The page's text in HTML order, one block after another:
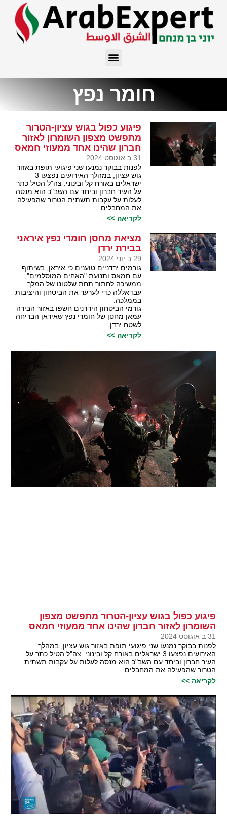
חומר נפץ
פיגוע כפול בגוש עציון-הטרור
מתפשט מצפון השומרון לאזור
חברון שהינו אחד ממעוזי חמאס
31 ב אוגוסט 2024
לפנות בבוקר נמנעו שני פיגועי תופת באזור
גוש עציון, במהלך האירועים נפצעו 3
ישראלים באורח קל ובינוני. צה"ל הטיל כתר
על העיר חברון וביחד עם השב"כ הוא מנסה
לעלות על עקבות תשתית הטרור שהפעילה
את המחבלים.
לקריאה >>
מציאת מחסן חומרי נפץ איראני
בבירת ירדן
29 ב יוני 2024
גורמים ירדניים טוענים כי איראן, בשיתוף
עם חמאס ותנועת "האחים המוסלמים",
ממשיכה לחתור תחת שלטונו של המלך
עבדאללה כדי לערער את הביטחון והיציבות
בממלכה.
גורמי הביטחון הירדנים חשפו באזור הבירה
עמאן מחסן של חומרי נפץ שאיראן הבריחה
לשטח ירדן.
לקריאה >>
פיגוע כפול בגוש עציון-הטרור מתפשט מצפון
השומרון לאזור חברון שהינו אחד ממעוזי חמאס
31 ב אוגוסט 2024
לפנות בבוקר נמנעו שני פיגועי תופת באזור גוש עציון, במהלך
האירועים נפצעו 3 ישראלים באורח קל ובינוני. צה"ל הטיל כתר על
העיר חברון וביחד עם השב"כ הוא מנסה לעלות על עקבות תשתית
הטרור שהפעילה את המחבלים.
לקריאה >>